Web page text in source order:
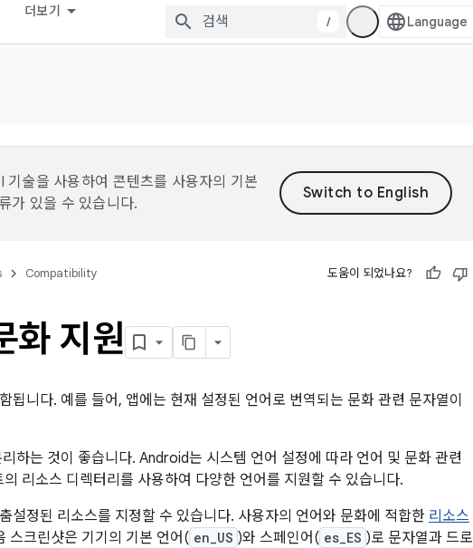
더보기
/
술을 사용하여 콘텐츠를 사용자의 기본
가 있을 수 있습니다.
Compatibility 도움이 되었나요?
화 지원
됩니다. 예를 들어, 앱에는 현재 설정된 언어로 번역되는 문화 관련 문자열이
하는 것이 좋습니다. Android는 시스템 언어 설정에 따라 언어 및 문화 관련
리소스 디렉터리를 사용하여 다양한 언어를 지원할 수 있습니다.
설정된 리소스를 지정할 수 있습니다. 사용자의 언어와 문화에 적합한 리소스
스크린샷은 기기의 기본 언어( en_US )와 스페인어( es_ES )로 문자열과 드로